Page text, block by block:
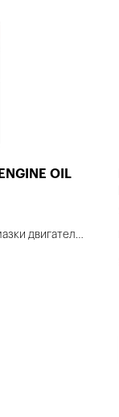
OIL
двигателя